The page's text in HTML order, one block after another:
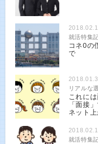
就活特集
コネ0の
で
リアルな
これに
「面接
ネット
就活特集